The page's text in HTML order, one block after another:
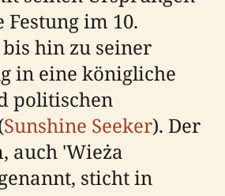
Festung im 10.
hin zu seiner
in eine königliche
politischen
Sunshine Seeker). Der
auch 'Wieża
sticht in